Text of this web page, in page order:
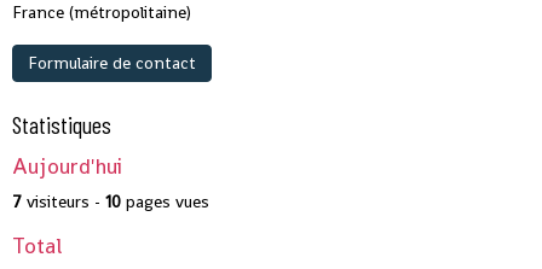
France (métropolitaine)
Formulaire de contact
Statistiques
Aujourd'hui
7 visiteurs - 10 pages vues
Total